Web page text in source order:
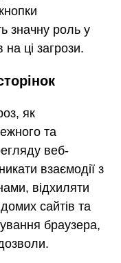
значну роль у
на ці загрози.
як
та
веб-
взаємодії з
відхиляти
сайтів та
браузера,